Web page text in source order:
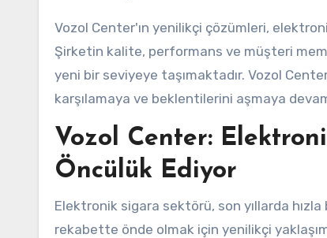
Vozol Center'ın yenilikçi çözümleri,
Şirketin kalite, performans ve müşteri
yeni bir seviyeye taşımaktadır. Vozol
karşılamaya ve beklentilerini aşmaya
Vozol Center:
Öncülük Ediyor
Elektronik sigara sektörü, son yıllarda
rekabette önde olmak için yenilikçi